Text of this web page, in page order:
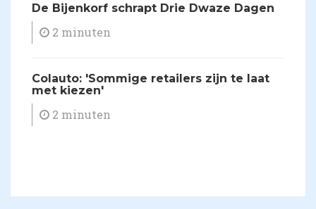
​De Bijenkorf schrapt Drie Dwaze Dagen
2 minuten
​Colauto: 'Sommige retailers zijn te laat
met kiezen'
2 minuten